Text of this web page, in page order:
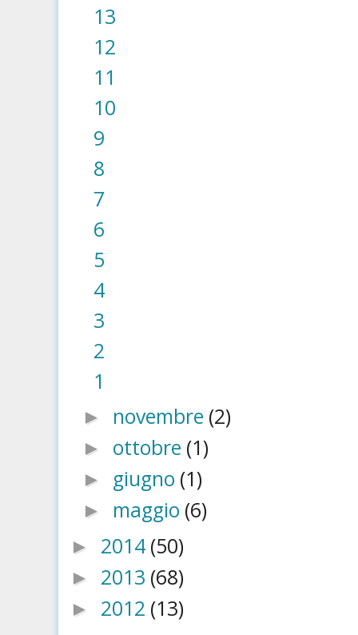
13
12
11
10
9
8
7
6
5
4
3
2
1
► novembre (2)
► ottobre (1)
► giugno (1)
► maggio (6)
► 2014 (50)
► 2013 (68)
► 2012 (13)